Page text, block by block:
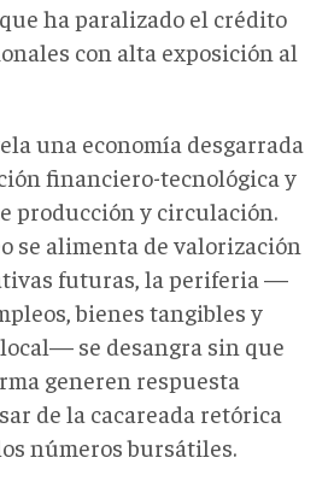
ha paralizado el crédito
con alta exposición al
una economía desgarrada
financiero-tecnológica y
producción y circulación.
se alimenta de valorización
futuras, la periferia —
bienes tangibles y
se desangra sin que
generen respuesta
de la cacareada retórica
números bursátiles.